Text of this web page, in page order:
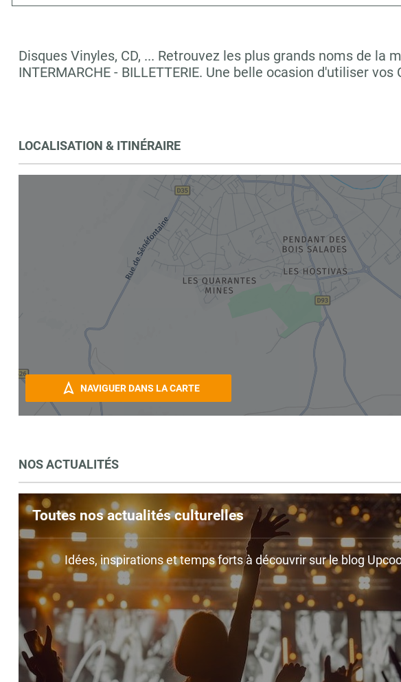
Disques Vinyles, CD, ... Retrouvez les plus grands noms de la
INTERMARCHE - BILLETTERIE. Une belle ocasion d'utiliser
LOCALISATION & ITINÉRAIRE
NAVIGUER DANS LA CARTE
NOS ACTUALITÉS
Toutes nos actualités culturelles
Idées, inspirations et temps forts à découvrir sur le blog